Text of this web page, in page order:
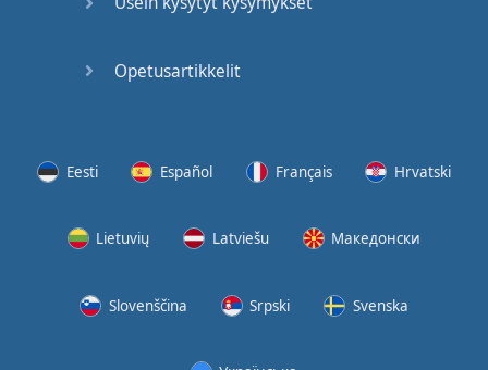
Opetusartikkelit
Eesti Español Français Hrvatski
Lietuvių Latviešu Македонски
Slovenščina Srpski Svenska